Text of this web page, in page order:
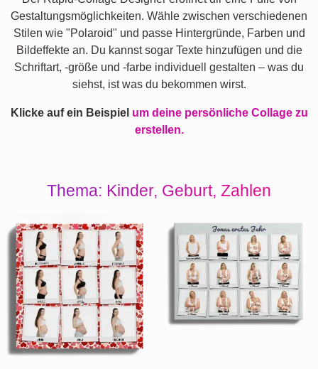
Gestaltungsmöglichkeiten. Wähle zwischen verschiedenen
Stilen wie "Polaroid" und passe Hintergründe, Farben und
Bildeffekte an. Du kannst sogar Texte hinzufügen und die
Schriftart, -größe und -farbe individuell gestalten – was du
siehst, ist was du bekommen wirst.
Klicke auf ein Beispiel um deine persönliche Collage zu
erstellen.
Thema: Kinder, Geburt, Zahlen